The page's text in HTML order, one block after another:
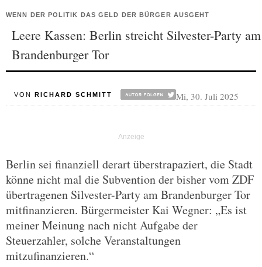
WENN DER POLITIK DAS GELD DER BÜRGER AUSGEHT
Leere Kassen: Berlin streicht Silvester-Party am
Brandenburger Tor
VON RICHARD SCHMITT Mi, 30. Juli 2025
Berlin sei finanziell derart überstrapaziert, die Stadt
könne nicht mal die Subvention der bisher vom ZDF
übertragenen Silvester-Party am Brandenburger Tor
mitfinanzieren. Bürgermeister Kai Wegner: „Es ist
meiner Meinung nach nicht Aufgabe der
Steuerzahler, solche Veranstaltungen
mitzufinanzieren.“